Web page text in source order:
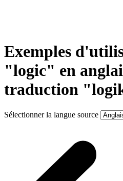
Exemples
"logic" en
traduction
Sélectionner la langue source